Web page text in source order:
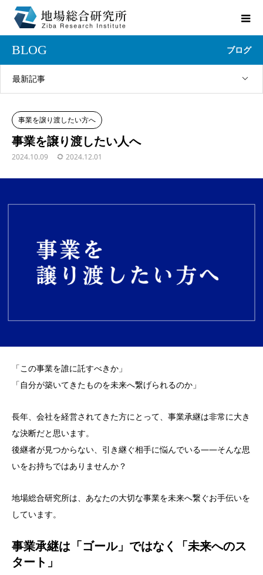
BLOG ブログ
最新記事
事業を譲り渡したい方へ
事業を譲り渡したい人へ
2024.10.09 2024.12.01
「この事業を誰に託すべきか」
「自分が築いてきたものを未来へ繋げられるのか」
長年、会社を経営されてきた方にとって、事業承継は非常に大き
な決断だと思います。
後継者が見つからない、引き継ぐ相手に悩んでいる――そんな思
いをお持ちではありませんか？
地場総合研究所は、あなたの大切な事業を未来へ繋ぐお手伝いを
しています。
事業承継は「ゴール」ではなく「未来へのス
タート」